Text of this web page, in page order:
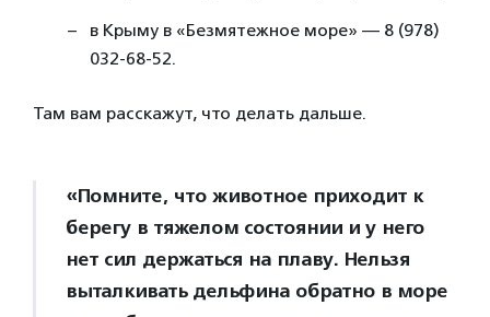
в Крыму в «Безмятежное море» — 8 (978)
032-68-52.
Там вам расскажут, что делать дальше.
«Помните, что животное приходит к
берегу в тяжелом состоянии и у него
нет сил держаться на плаву. Нельзя
выталкивать дельфина обратно в море